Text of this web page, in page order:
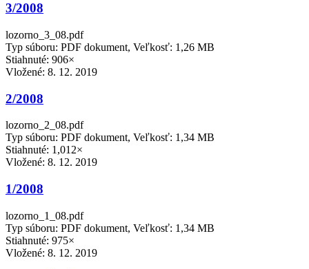
3/2008
lozorno_3_08.pdf
Typ súboru: PDF dokument, Veľkosť: 1,26 MB
Stiahnuté: 906×
Vložené: 8. 12. 2019
2/2008
lozorno_2_08.pdf
Typ súboru: PDF dokument, Veľkosť: 1,34 MB
Stiahnuté: 1,012×
Vložené: 8. 12. 2019
1/2008
lozorno_1_08.pdf
Typ súboru: PDF dokument, Veľkosť: 1,34 MB
Stiahnuté: 975×
Vložené: 8. 12. 2019